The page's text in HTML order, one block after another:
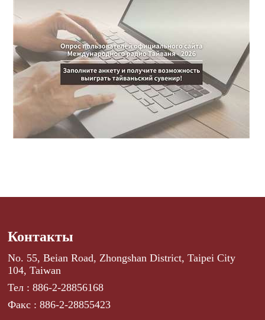
Контакты
No. 55, Beian Road, Zhongshan District, Taipei City
104, Taiwan
Тел : 886-2-28856168
Факс : 886-2-28855423